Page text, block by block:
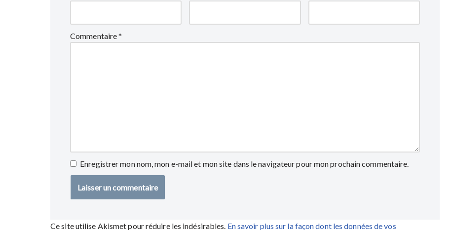
Commentaire*
Enregistrer mon nom, mon e-mail et mon site dans le navigateur pour mon prochain commentaire.
Ce site utilise Akismet pour réduire les indésirables. En savoir plus sur la façon dont les données de vos